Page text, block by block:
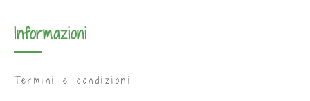
Informazioni
Termini e condizioni